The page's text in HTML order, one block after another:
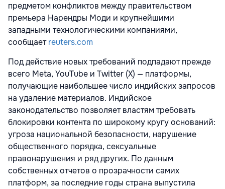
предметом конфликтов между правительством
премьера Нарендры Моди и крупнейшими
западными технологическими компаниями,
сообщаетreuters.com
Под действие новых требований подпадают прежде
всего Meta, YouTube и Twitter (X) — платформы,
получающие наибольшее число индийских запросов
на удаление материалов. Индийское
законодательство позволяет властям требовать
блокировки контента по широкому кругу оснований:
угроза национальной безопасности, нарушение
общественного порядка, сексуальные
правонарушения и ряд других. По данным
собственных отчетов о прозрачности самих
платформ, за последние годы страна выпустила